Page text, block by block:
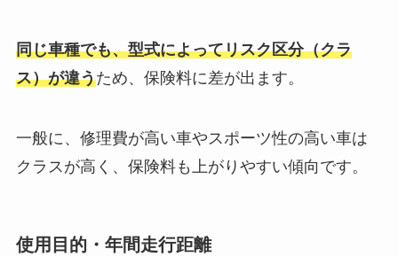
同じ車種でも、型式によってリスク区分（クラ
ス）が違うため、保険料に差が出ます。
一般に、修理費が高い車やスポーツ性の高い車は
クラスが高く、保険料も上がりやすい傾向です。
使用目的・年間走行距離